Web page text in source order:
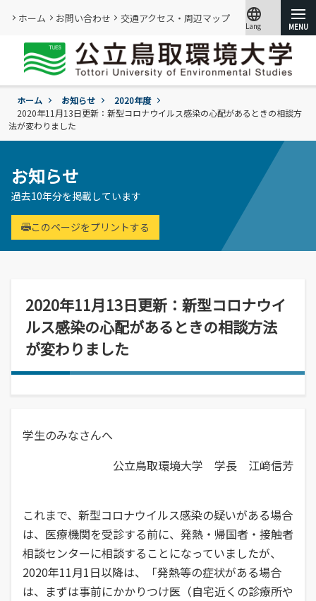
ホーム お問い合わせ 交通アクセス・周辺マップ language
Lang
文字サイズ 小
大学紹介
基本情報
情報公開・外部評価
組織･規程
教員・研究者一覧
公募情報
施設・学外拠点
国際交流センター
広報誌・刊行物
資料請求
交通アクセス・周辺マップ
情報メディアセンター(図書館)のご案内
です。
公立鳥取環境大学の研究・附属機関のご
紹介です。
学年暦
成績評価・卒業認定・学位
証明書の発行
環境学部
環境学科
地域と関りながら環境問題に取り組む
経営学部
経営学科
幅広い知識と基礎学力を身につける
大学院
環境経営研究科
持続的社会を実現できる高度専門職業人
を養成
入試
入試過去問題の公開
進学説明会【高校教員対象】
入学を決めた理由(先輩の声)
令和9年度入試
進学相談会
学生生活
通学等
学校学生生徒旅客運賃割引証(学割証)
保険について
学生生活サポート(相談、健康管理)
委員会、クラブ・サークル活動
各団体の活動を紹介します。
国の教育ローン、提携教育ローン
等
国の教育ローンと提携教育ローンに関す
る情報です。
就職活動について
就職･進学実績
求人の申し込み
訪問者別
受験生
一般・企業の方
ホーム お知らせ
2020年度
2020年11月13日更新：新型コロナウイルス感染の心配があるときの相談方
法が変わりました
お知らせ
過去10年分を掲載しています
このページをプリントする
2020年11月13日更新：新型コロナウイ
ルス感染の心配があるときの相談方法
が変わりました
学生のみなさんへ
公立鳥取環境大学 学長 江﨑信芳
これまで、新型コロナウイルス感染の疑いがある場合
は、医療機関を受診する前に、発熱・帰国者・接触者
相談センターに相談することになっていましたが、
2020年11月1日以降は、「発熱等の症状がある場合
は、まずは事前にかかりつけ医（自宅近くの診療所や